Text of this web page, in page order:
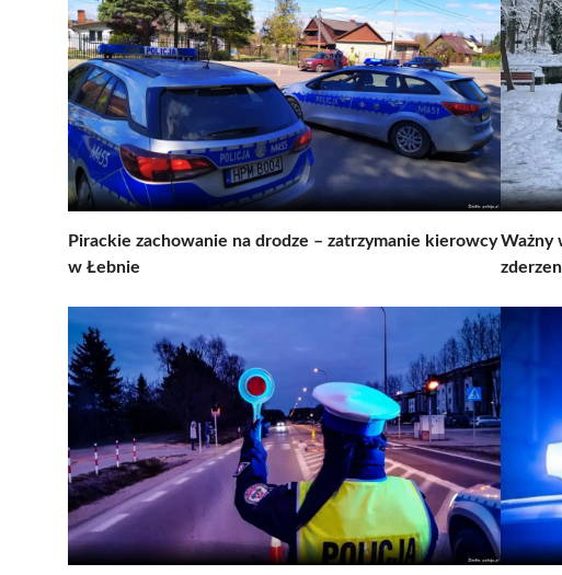
Pirackie zachowanie na drodze – zatrzymanie kierowcy
w Łebnie
Ważny